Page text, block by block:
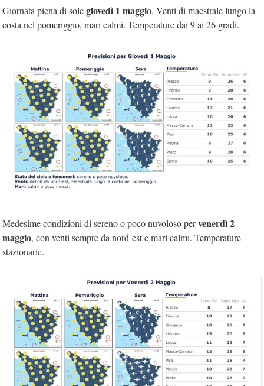
Giornata piena di solegiovedì 1 maggio. Venti di maestrale lungo la
costa nel pomeriggio, mari calmi. Temperature dai 9 ai 26 gradi.
Medesime condizioni di sereno o poco nuvoloso pervenerdì 2
maggio, con venti sempre da nord-est e mari calmi. Temperature
stazionarie.